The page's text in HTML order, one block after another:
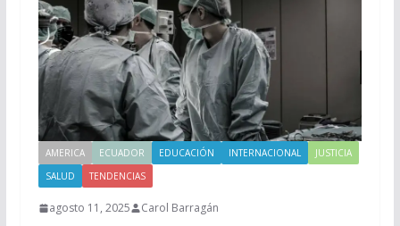
AMERICA ECUADOR EDUCACIÓN INTERNACIONAL
JUSTICIA
SALUD
TENDENCIAS
agosto 11, 2025 Carol Barragán